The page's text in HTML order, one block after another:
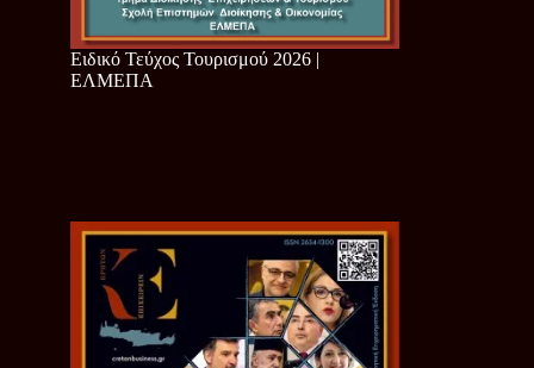
Ειδικό Τεύχος Τουρισμού 2026 |
ΕΛΜΕΠΑ